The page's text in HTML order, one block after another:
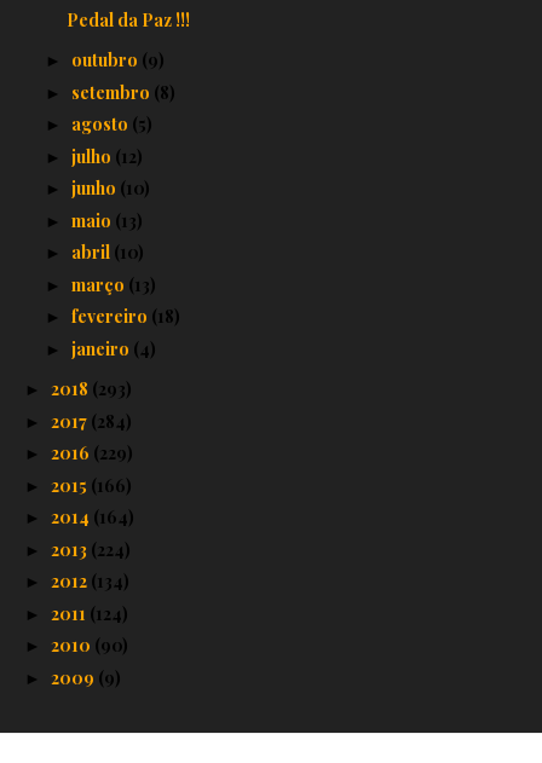
Pedal da Paz !!!
► outubro (9)
► setembro (8)
► agosto (5)
► julho (12)
► junho (10)
► maio (13)
► abril (10)
► março (13)
► fevereiro (18)
► janeiro (4)
► 2018 (293)
► 2017 (284)
► 2016 (229)
► 2015 (166)
► 2014 (164)
► 2013 (224)
► 2012 (134)
► 2011 (124)
► 2010 (90)
► 2009 (9)